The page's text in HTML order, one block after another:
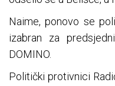
Naime, ponovo se
izabran za
DOMINO.
Politički protivnici